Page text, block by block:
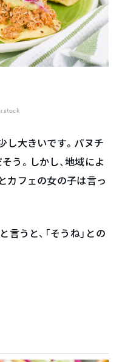
し大きいです。パヌチ
う。しかし、地域によ
カフェの女の子は言っ
言うと、「そうね」との